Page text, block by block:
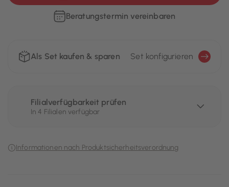
Beratungstermin vereinbaren
Als Set kaufen & sparen Set konfigurieren
Filialverfügbarkeit prüfen
In 4 Filialen verfügbar
Informationen nach Produktsicherheitsverordnung